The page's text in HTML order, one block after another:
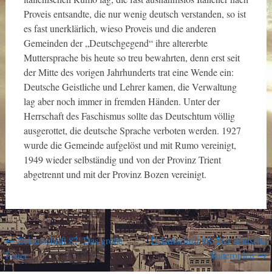
Proveis entsandte, die nur wenig deutsch verstanden, so ist
es fast unerklärlich, wieso Proveis und die anderen
Gemeinden der „Deutschgegend“ ihre altererbte
Muttersprache bis heute so treu bewahrten, denn erst seit
der Mitte des vorigen Jahrhunderts trat eine Wende ein:
Deutsche Geistliche und Lehrer kamen, die Verwaltung
lag aber noch immer in fremden Händen. Unter der
Herrschaft des Faschismus sollte das Deutschtum völlig
ausgerottet, die deutsche Sprache verboten werden. 1927
wurde die Gemeinde aufgelöst und mit Rumo vereinigt,
1949 wieder selbständig und von der Provinz Trient
abgetrennt und mit der Provinz Bozen vereinigt.
Post
navigation
←Eckartschrift 87: Das große
Feuer
Eckartschrift 88: Der deutsche
Ritterorden→